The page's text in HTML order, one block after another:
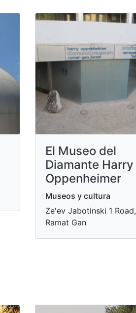
El Museo del
Diamante Harry
Oppenheimer
Museos y cultura
Ze'ev Jabotinski 1 Road,
Ramat Gan